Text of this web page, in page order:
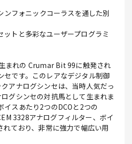
フォニックコーラスを通した別
トと多彩なユーザープログラミ
まれの Crumar Bit 99に触発され
セです。このレアなデジタル制御
アナログシンセは、当時人気だっ
グシンセの対抗馬として生まれま
イスあたり2つのDCOと2つの
3328アナログフィルター、ボイ
れており、非常に強力で幅広い用